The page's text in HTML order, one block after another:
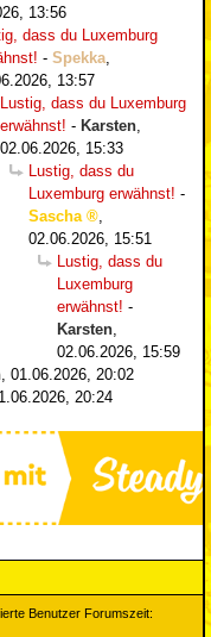
13:56
dass du Luxemburg
- Spekka
13:57
Lustig, dass du Luxemburg
erwähnst! - Karsten
02.06.2026, 15:33
Lustig, dass du
Luxemburg erwähnst! -
Sascha
02.06.2026, 15:51
Lustig, dass du
Luxemburg
erwähnst! -
Karsten
02.06.2026, 15:59
01.06.2026, 20:02
20:24
Benutzer Forumszeit: